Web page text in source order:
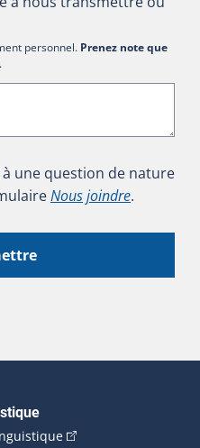
personnel. Prenez note que
.
une question de nature
Nous joindre.
(Cet hyperlien